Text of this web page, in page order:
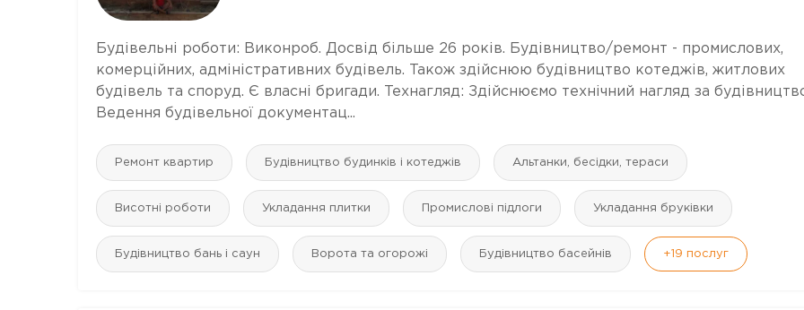
Будівельні роботи: Виконроб. Досвід більше 26 років. Будівництво/ремонт - промислових,
комерційних, адміністративних будівель. Також здійснюю будівництво котеджів, житлових
будівель та споруд. Є власні бригади. Технагляд: Здійснюємо технічний нагляд за
Ведення будівельної документац...
Ремонт квартир Будівництво будинків і котеджів Альтанки, бесідки, тераси
Висотні роботи Укладання плитки Промислові підлоги Укладання бруківки
Будівництво бань і саун Ворота та огорожі Будівництво басейнів +19 послуг